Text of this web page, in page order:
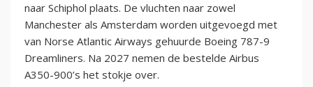
naar Schiphol plaats. De vluchten naar zowel
Manchester als Amsterdam worden uitgevoegd met
van Norse Atlantic Airways gehuurde Boeing 787-9
Dreamliners. Na 2027 nemen de bestelde Airbus
A350-900’s het stokje over.